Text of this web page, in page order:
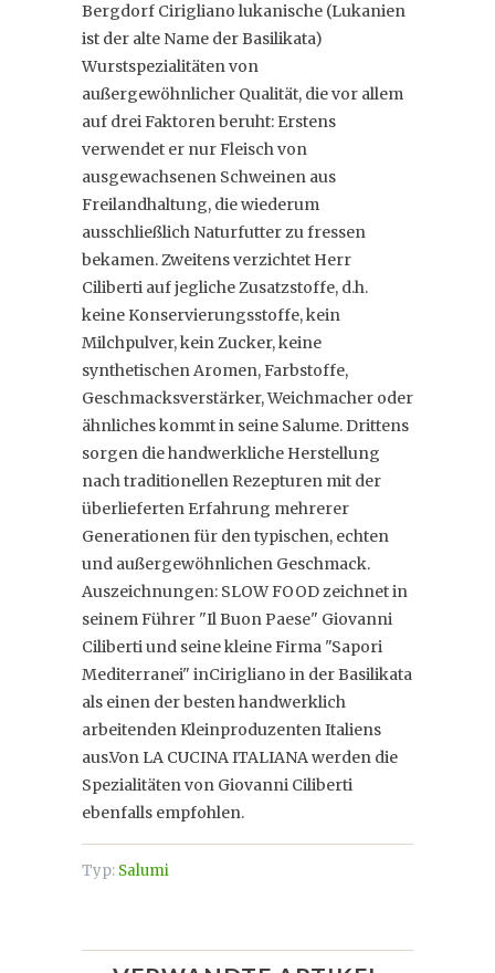
Bergdorf Cirigliano lukanische (Lukanien
ist der alte Name der Basilikata)
Wurstspezialitäten von
außergewöhnlicher Qualität, die vor allem
auf drei Faktoren beruht: Erstens
verwendet er nur Fleisch von
ausgewachsenen Schweinen aus
Freilandhaltung, die wiederum
ausschließlich Naturfutter zu fressen
bekamen. Zweitens verzichtet Herr
Ciliberti auf jegliche Zusatzstoffe, d.h.
keine Konservierungsstoffe, kein
Milchpulver, kein Zucker, keine
synthetischen Aromen, Farbstoffe,
Geschmacksverstärker, Weichmacher oder
ähnliches kommt in seine Salume. Drittens
sorgen die handwerkliche Herstellung
nach traditionellen Rezepturen mit der
überlieferten Erfahrung mehrerer
Generationen für den typischen, echten
und außergewöhnlichen Geschmack.
Auszeichnungen: SLOW FOOD zeichnet in
seinem Führer "Il Buon Paese" Giovanni
Ciliberti und seine kleine Firma "Sapori
Mediterranei" inCirigliano in der Basilikata
als einen der besten handwerklich
arbeitenden Kleinproduzenten Italiens
aus.Von LA CUCINA ITALIANA werden die
Spezialitäten von Giovanni Ciliberti
ebenfalls empfohlen.
Typ: Salumi